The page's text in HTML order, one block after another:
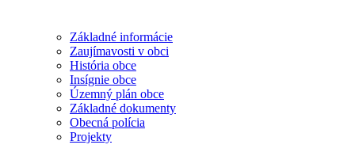
Základné informácie
Zaujímavosti v obci
História obce
Insígnie obce
Územný plán obce
Základné dokumenty
Obecná polícia
Projekty